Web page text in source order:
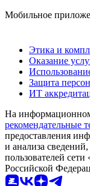
Мобильное
Этика и
Оказание
Защита
ИТ
На
рекомендательные
предоставления
и анализа
пользователей
Российской